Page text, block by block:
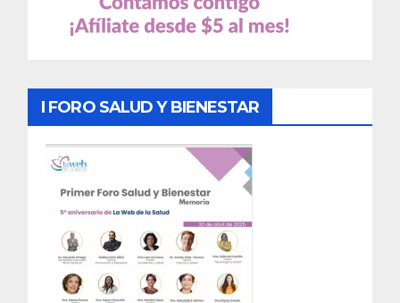
I FORO SALUD Y BIENESTAR